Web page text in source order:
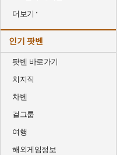
더보기
인기 팟벤
팟벤 바로가기
치지직
차벤
걸그룹
여행
해외게임정보